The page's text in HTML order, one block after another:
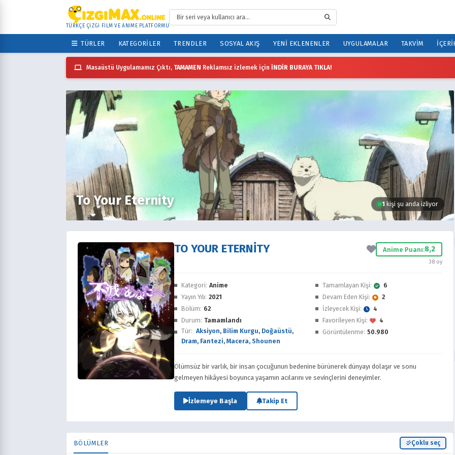
TÜRKÇE ÇİZGİ FİLM VE ANİME PLATFORMU
TÜRLER KATEGORILER TRENDLER SOSYAL AKIŞ YENI EKLENENLER UYGULAMALAR TAKVIM
Masaüstü Uygulamamız Çıktı, TAMAMEN Reklamsız izlemek için İNDİR BURAYA TIKLA!
To Your Eternity 1 kişi şu anda izliyor
TO YOUR ETERNITY Anime Puanı:8,2
38 oy
Kategori: Anime
Yayın Yılı: 2021
Bölüm: 62
Durum: Tamamlandı
Tür: Aksiyon, Bilim Kurgu, Doğaüstü,
Dram, Fantezi, Macera, Shounen
Tamamlayan Kişi:
6
Devam Eden Kişi:
2
İzleyecek Kişi:
4
Favorileyen Kişi:
4
Görüntülenme: 50.980
Ölümsüz bir varlık, bir insan çocuğunun bedenine bürünerek dünyayı dolaşır ve sonu
gelmeyen hikâyesi boyunca yaşamın acılarını ve sevinçlerini deneyimler.
İzlemeye Başla Takip Et
BÖLÜMLER Çoklu seç